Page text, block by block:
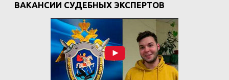
ВАКАНСИИ СУДЕБНЫХ ЭКСПЕРТОВ